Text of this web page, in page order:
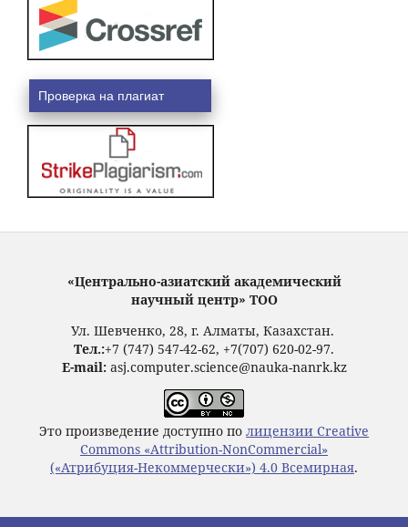
Проверка на плагиат
«Центрально-азиатский академический
научный центр» ТОО
Ул. Шевченко, 28, г. Алматы, Казахстан.
Тел.:+7 (747) 547-42-62, +7(707) 620-02-97.
E-mail:asj.computer.science@nauka-nanrk.kz
Это произведение доступно по лицензии Creative
Commons «Attribution-NonCommercial»
(«Атрибуция-Некоммерчески») 4.0 Всемирная.